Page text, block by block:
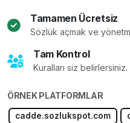
Tamamen Ücretsiz
Sözlük açmak ve
Tam Kontrol
Kuralları siz belirlersiniz.
ÖRNEK PLATFORMLAR
cadde.sozlukspot.com